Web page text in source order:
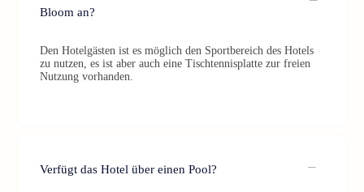
Bloom an?
Den Hotelgästen ist es möglich den Sportbereich des Hotels
zu nutzen, es ist aber auch eine Tischtennisplatte zur freien
Nutzung vorhanden.
Verfügt das Hotel über einen Pool?